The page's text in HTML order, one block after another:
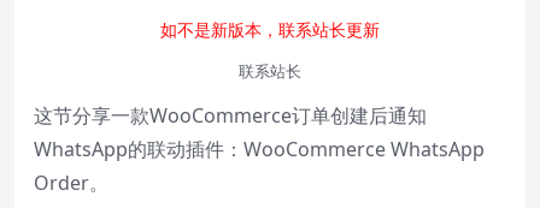
Stream TypeLIVE
Seek to live, currently behind live
1x
如不是新版本，联系站长更新
联系站长
这节分享一款WooCommerce订单创建后通知
WhatsApp的联动插件：WooCommerce WhatsApp
Order。